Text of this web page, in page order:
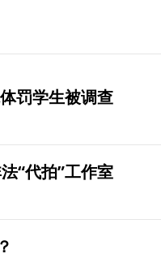
罚学生被调查
“代拍”工作室